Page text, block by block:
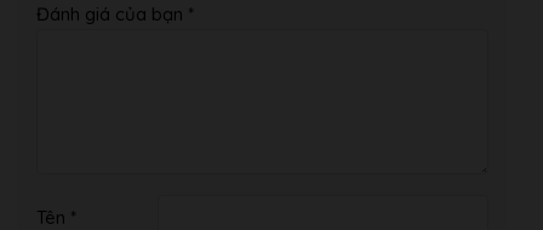
Đánh giá của bạn *
Tên *